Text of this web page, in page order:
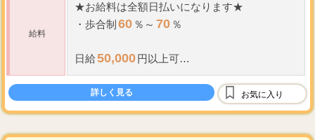
給料
★お給料は全額日払いになります★
・ 歩合制 60 ％～ 70 ％
日給50,000円以上可
10日勤務で30～40万円以上可
日勤務で
※本指名(100％バック)
詳しく見る お気に入り